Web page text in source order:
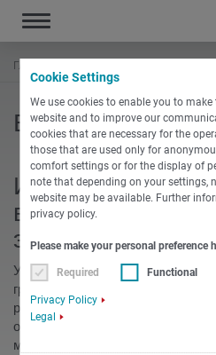
Cookie Settings
We use cookies to enable you to
website and to improve our
cookies that are necessary for the
those that are used only for
comfort settings or for the display of
note that depending on your settings,
website may be available. Further
privacy policy.
Please make your personal preference
Required Functional
Privacy Policy
Legal
Toggle
navigation
Главная страница
Ввод в
Идеальное
вашего станка –
эксплуатацию
Установка и ввод в
группой опытных механиков,
работы по техподдержке в
обслуживания станка. Мы
могли начать производство за